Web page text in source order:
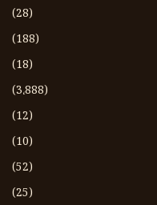
(28)
(188)
(18)
(3،888)
(12)
(10)
(52)
(25)